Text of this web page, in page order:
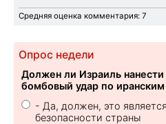
Средняя оценка комментария: 7
Опрос недели
Должен ли Израиль
бомбовый удар по
- Да, должен, это
безопасности страны